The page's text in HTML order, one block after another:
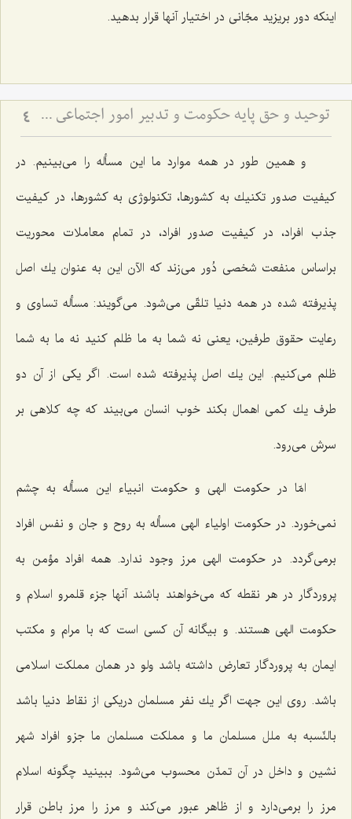
اینكه دور بریزید مجّانی در اختیار آنها قرار بدهید.
توحید و حق پایه حكومت و تدبیر امور اجتماعى در مكتب انبیاء الهی 4
و همین طور در همه موارد ما این مسأله را می‌بینیم. در
كیفیت صدور تكنیك به كشورها، تكنولوژی به كشورها، در كیفیت
جذب افراد، در كیفیت صدور افراد، در تمام معاملات محوریت
براساس منفعت شخصی دُور می‌زند كه الآن این به عنوان یك اصل
پذیرفته شده در همه دنیا تلقّی می‌شود. می‌گویند: مسأله تساوی و
رعایت حقوق طرفین، یعنی نه شما به ما ظلم كنید نه ما به شما
ظلم می‌كنیم. این یك اصل پذیرفته شده است. اگر یكی از آن دو
طرف یك كمی اهمال بكند خوب انسان می‌بیند كه چه كلاهی بر
سرش می‌رود.
امّا در حكومت الهی و حكومت انبیاء این مسأله به چشم
نمی‌خورد. در حكومت اولیاء الهی مسأله به روح و جان و نفس افراد
برمی‌گردد. در حكومت الهی مرز وجود ندارد. همه افراد مؤمن به
پروردگار در هر نقطه كه می‌خواهند باشند آنها جزء قلمرو اسلام و
حكومت الهی هستند. و بیگانه آن كسی است كه با مرام و مكتب
ایمان به پروردگار تعارض داشته باشد ولو در همان مملكت اسلامی
باشد. روی این جهت اگر یك نفر مسلمان دریكی از نقاط دنیا باشد
بالنّسبه به ملل مسلمان ما و مملكت مسلمان ما جزو افراد شهر
نشین و داخل در آن تمدّن محسوب می‌شود. ببینید چگونه اسلام
مرز را برمی‌دارد و از ظاهر عبور می‌كند و مرز را مرز باطن قرار